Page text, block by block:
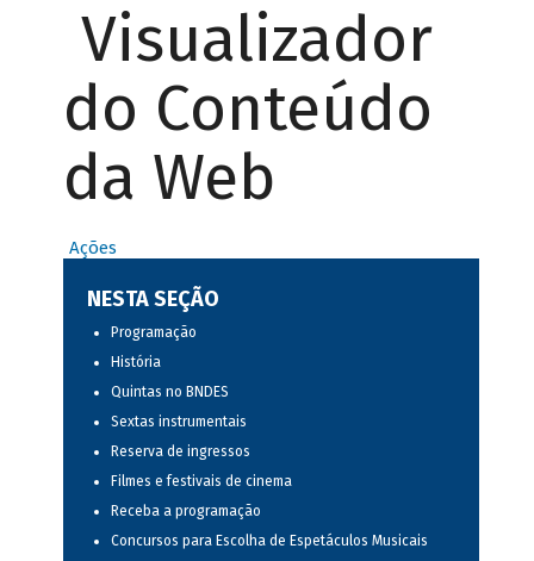
Visualizador
do Conteúdo
da Web
Ações
NESTA SEÇÃO
Programação
História
Quintas no BNDES
Sextas instrumentais
Reserva de ingressos
Filmes e festivais de cinema
Receba a programação
Concursos para Escolha de Espetáculos Musicais